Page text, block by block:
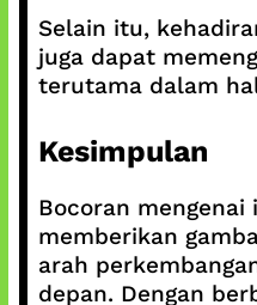
Selain itu,
juga dapat
terutama dalam
Kesimpulan
Bocoran mengenai
memberikan
arah
depan. Dengan